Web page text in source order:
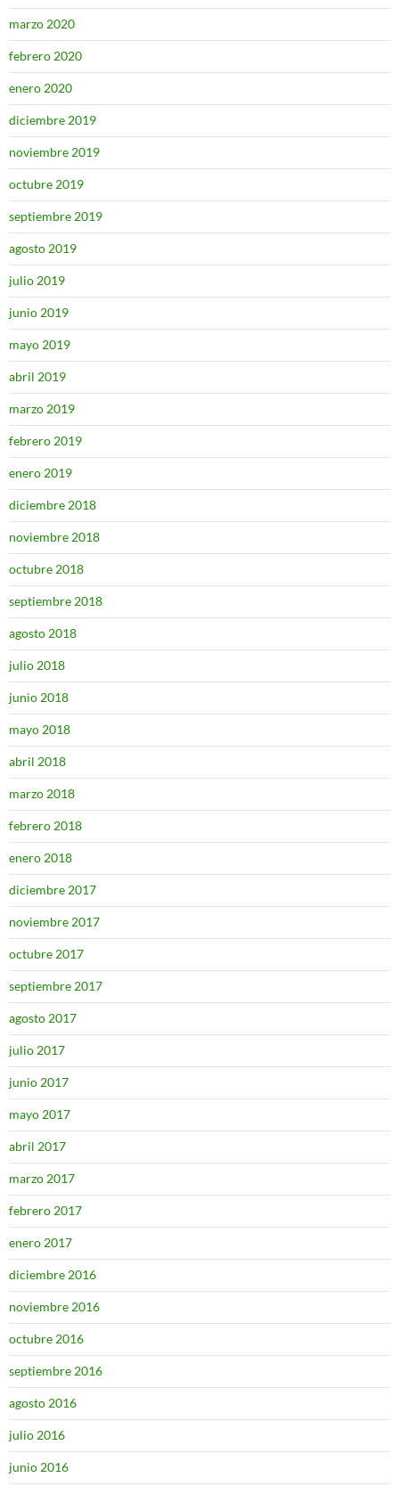
marzo 2020
febrero 2020
enero 2020
diciembre 2019
noviembre 2019
octubre 2019
septiembre 2019
agosto 2019
julio 2019
junio 2019
mayo 2019
abril 2019
marzo 2019
febrero 2019
enero 2019
diciembre 2018
noviembre 2018
octubre 2018
septiembre 2018
agosto 2018
julio 2018
junio 2018
mayo 2018
abril 2018
marzo 2018
febrero 2018
enero 2018
diciembre 2017
noviembre 2017
octubre 2017
septiembre 2017
agosto 2017
julio 2017
junio 2017
mayo 2017
abril 2017
marzo 2017
febrero 2017
enero 2017
diciembre 2016
noviembre 2016
octubre 2016
septiembre 2016
agosto 2016
julio 2016
junio 2016